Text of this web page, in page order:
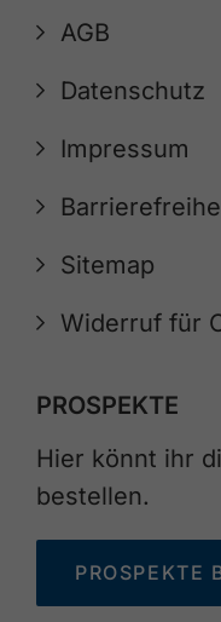
AGB
Datenschutz
Impressum
Sitemap
Widerruf für
PROSPEKTE
Hier könnt ihr
bestellen.
PROSPEKTE